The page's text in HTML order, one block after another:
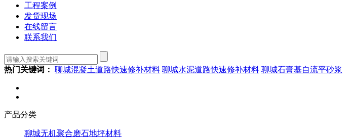
工程案例
发货现场
在线留言
联系我们
热门关键词： 聊城混凝土道路快速修补材料 聊城水泥道路快速修补材料 聊城石膏基自流平砂浆
产品分类
聊城无机聚合磨石地坪材料